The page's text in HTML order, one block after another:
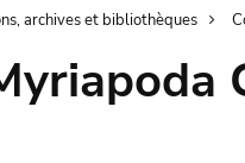
archives et bibliothèques